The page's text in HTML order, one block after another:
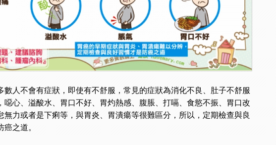
數人不會有症狀，即使有不舒服，常見的症狀為消化不良、肚子不舒服
噁心、溢酸水、胃口不好、胃灼熱感、腹脹、打嗝、食慾不振、胃口改
無力或者是下痢等，與胃炎、胃潰瘍等很難區分，所以，定期檢查與良
之道。